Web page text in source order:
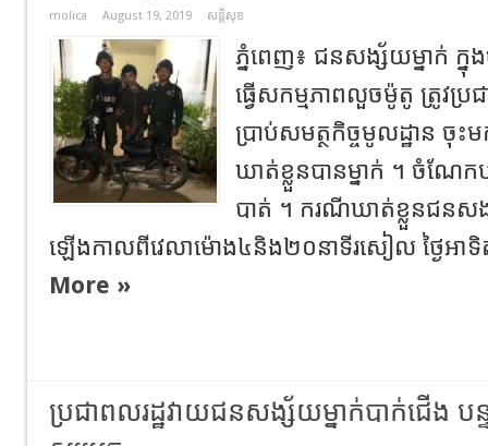
molica August 19, 2019 សន្តិសុខ
ភ្នំពេញ៖ ជនសង្ស័យម្នាក់ ក្
ធ្វើសកម្មភាពលួចម៉ូតូ ត្រូវប្
ប្រាប់សមត្ថកិច្ចមូលដ្ឋាន ចុះ
ឃាត់ខ្លួនបានម្នាក់ ។ ចំណែក
បាត់ ។ ករណីឃាត់ខ្លួនជនស
ឡើងកាលពីវេលាម៉ោង៤និង២០នាទីរសៀល ថ្ងៃអា
More »
ប្រជាពលរដ្ឋវាយជនសង្ស័យម្នាក់បាក់ជើង​